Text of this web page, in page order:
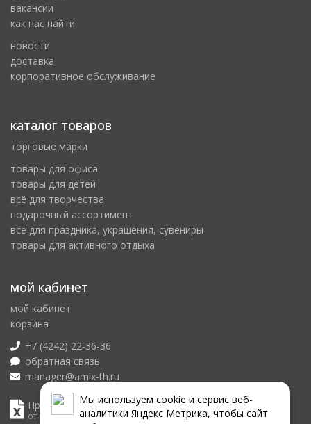
Мы используем сookie и сервис веб-
аналитики Яндекс Метрика, чтобы сайт
вакансии
как нас найти
новости
доставка
корпоративное обслуживание
каталог товаров
торговые марки
товары для офиса
товары для детей
всё для творчества
подарочный ассортимент
всё для праздника, украшения, сувениры
товары для активного отдыха
мой кабинет
мой кабинет
корзина
+7 (4242) 22-36-36
обратная связь
manager@amix-th.ru
Прайс лист
от 08.08.2026